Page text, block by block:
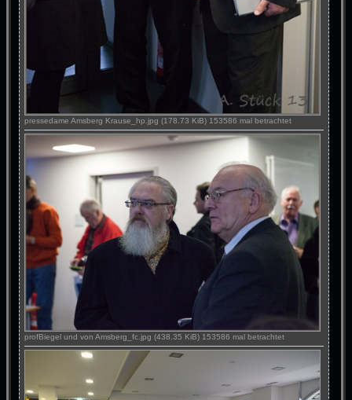
pressedame Amsberg Krause_hp.jpg (178.73 KiB) 153586 mal betrachtet
profBiegel und von Amsberg_fc.jpg (438.35 KiB) 153586 mal betrachtet